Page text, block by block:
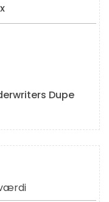
Dupe